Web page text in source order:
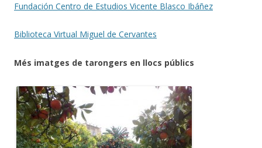
Fundación Centro de Estudios Vicente Blasco Ibáñez
Biblioteca Virtual Miguel de Cervantes
Més imatges de tarongers en llocs públics